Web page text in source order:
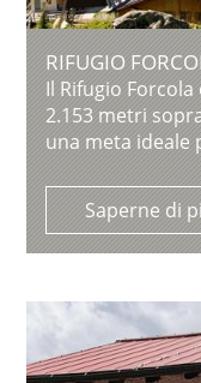
RIFUGIO
Il Rifugio
2.153 metri
una meta ideale
Saperne di